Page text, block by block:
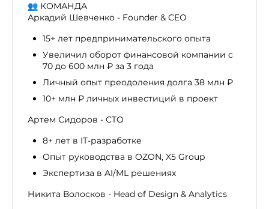
👥 КОМАНДА
Аркадий Шевченко - Founder & CEO
15+ лет предпринимательского опыта
Увеличил оборот финансовой компании с
70 до 600 млн ₽ за 3 года
Личный опыт преодоления долга 38 млн ₽
10+ млн ₽ личных инвестиций в проект
Артем Сидоров - CTO
8+ лет в IT-разработке
Опыт руководства в OZON, X5 Group
Экспертиза в AI/ML решениях
Никита Волосков - Head of Design & Analytics